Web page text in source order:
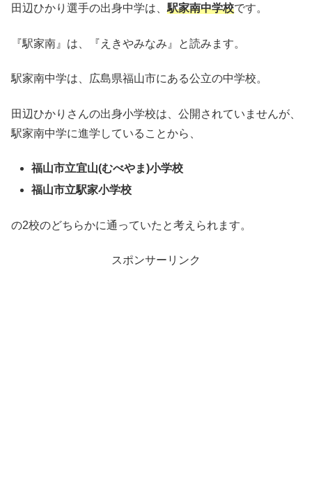
田辺ひかり選手の出身中学は、 駅家南中学校です。
『駅家南』は、『えきやみなみ』と読みます。
駅家南中学は、広島県福山市にある公立の中学校。
田辺ひかりさんの出身小学校は、公開されていませんが、
駅家南中学に進学していることから、
福山市立宜山(むべやま)小学校
福山市立駅家小学校
の2校のどちらかに通っていたと考えられます。
スポンサーリンク